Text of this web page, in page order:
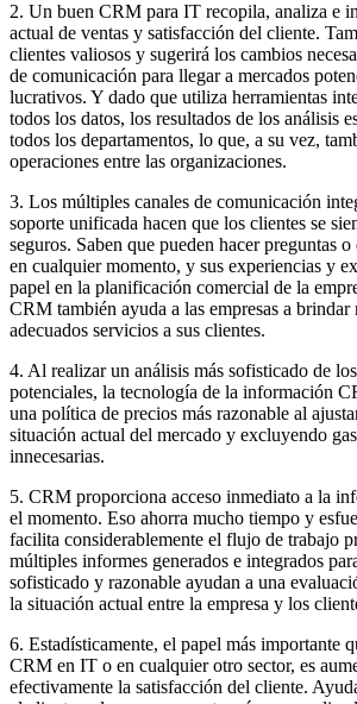
2. Un buen CRM para IT recopila, analiza e
actual de ventas y satisfacción del cliente.
clientes valiosos y sugerirá los cambios
de comunicación para llegar a mercados
lucrativos. Y dado que utiliza herramientas
todos los datos, los resultados de los análisis
todos los departamentos, lo que, a su vez,
operaciones entre las organizaciones.
3. Los múltiples canales de comunicación
soporte unificada hacen que los clientes se
seguros. Saben que pueden hacer preguntas
en cualquier momento, y sus experiencias y
papel en la planificación comercial de la
CRM también ayuda a las empresas a brindar
adecuados servicios a sus clientes.
4. Al realizar un análisis más sofisticado de
potenciales, la tecnología de la información
una política de precios más razonable al
situación actual del mercado y excluyendo
innecesarias.
5. CRM proporciona acceso inmediato a la
el momento. Eso ahorra mucho tiempo y
facilita considerablemente el flujo de trabajo
múltiples informes generados e integrados
sofisticado y razonable ayudan a una
la situación actual entre la empresa y los
6. Estadísticamente, el papel más importante
CRM en IT o en cualquier otro sector, es
efectivamente la satisfacción del cliente.